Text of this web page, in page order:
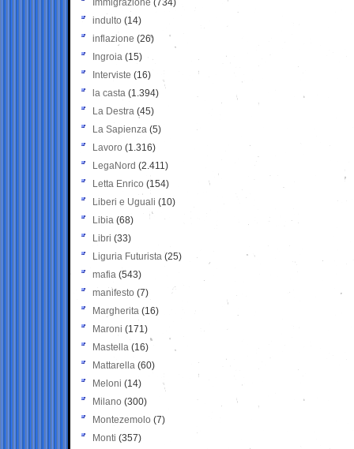
Immigrazione (734)
indulto (14)
inflazione (26)
Ingroia (15)
Interviste (16)
la casta (1.394)
La Destra (45)
La Sapienza (5)
Lavoro (1.316)
LegaNord (2.411)
Letta Enrico (154)
Liberi e Uguali (10)
Libia (68)
Libri (33)
Liguria Futurista (25)
mafia (543)
manifesto (7)
Margherita (16)
Maroni (171)
Mastella (16)
Mattarella (60)
Meloni (14)
Milano (300)
Montezemolo (7)
Monti (357)